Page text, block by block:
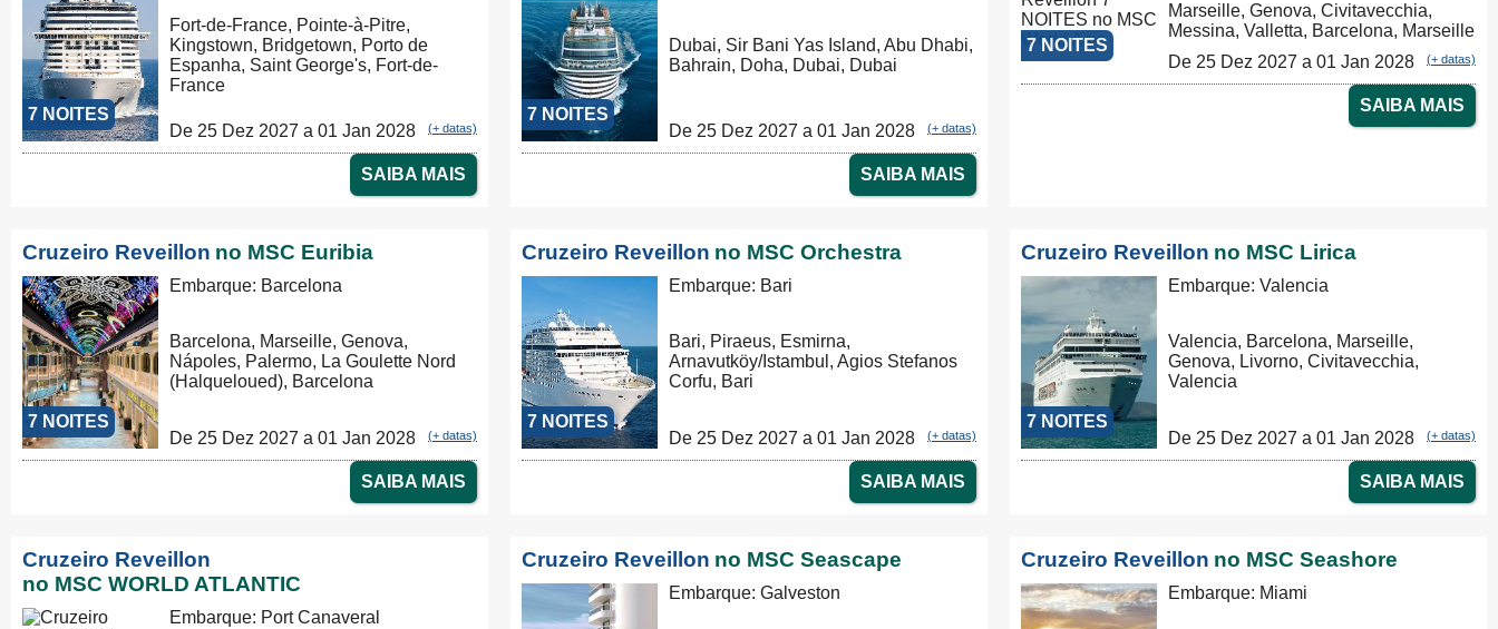
7 NOITES
Fort-de-France, Pointe-à-Pitre,
Kingstown, Bridgetown, Porto de
Espanha, Saint George's, Fort-de-
France
De 25 Dez 2027 a 01 Jan 2028 (+ datas)
SAIBA MAIS
7 NOITES
Dubai, Sir Bani Yas Island, Abu Dhabi,
Bahrain, Doha, Dubai, Dubai
De 25 Dez 2027 a 01 Jan 2028 (+ datas)
SAIBA MAIS
7 NOITES
Marseille, Genova, Civitavecchia,
Messina, Valletta, Barcelona, Marseille
De 25 Dez 2027 a 01 Jan 2028
(+ datas)
SAIBA MAIS
Cruzeiro Reveillon no MSC Euribia
7 NOITES
Embarque: Barcelona
Barcelona, Marseille, Genova,
Nápoles, Palermo, La Goulette Nord
(Halqueloued), Barcelona
De 25 Dez 2027 a 01 Jan 2028 (+ datas)
SAIBA MAIS
Cruzeiro Reveillon no MSC Orchestra
7 NOITES
Embarque: Bari
Bari, Piraeus, Esmirna,
Arnavutköy/Istambul, Agios Stefanos
Corfu, Bari
De 25 Dez 2027 a 01 Jan 2028 (+ datas)
SAIBA MAIS
Cruzeiro Reveillon no MSC Lirica
7 NOITES
Embarque: Valencia
Valencia, Barcelona, Marseille,
Genova, Livorno, Civitavecchia,
Valencia
De 25 Dez 2027 a 01 Jan 2028 (+ datas)
SAIBA MAIS
Cruzeiro Reveillon
no MSC WORLD ATLANTIC
Embarque: Port Canaveral
Cruzeiro Reveillon no MSC Seascape
Embarque: Galveston
Cruzeiro Reveillon no MSC Seashore
Embarque: Miami